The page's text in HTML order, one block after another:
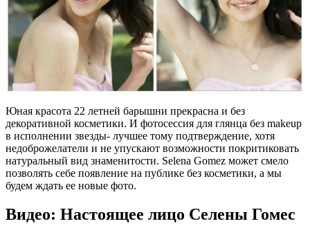
Юная красота 22 летней барышни прекрасна и без
декоративной косметики. И фотосессия для глянца без makeup
в исполнении звезды- лучшее тому подтверждение, хотя
недоброжелатели и не упускают возможности покритиковать
натуральный вид знаменитости. Selena Gomez может смело
позволять себе появление на публике без косметики, а мы
будем ждать ее новые фото.
Видео: Настоящее лицо Селены Гомес